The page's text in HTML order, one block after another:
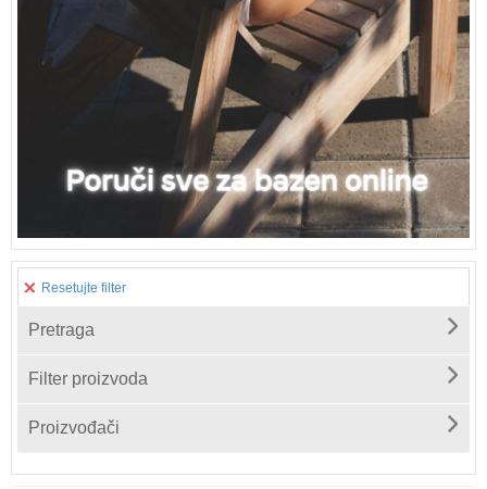
Resetujte filter
Pretraga
Filter proizvoda
Proizvođači